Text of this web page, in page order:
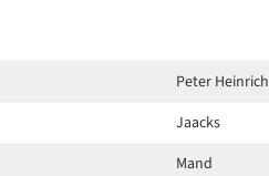
Peter Heinrich
Jaacks
Mand